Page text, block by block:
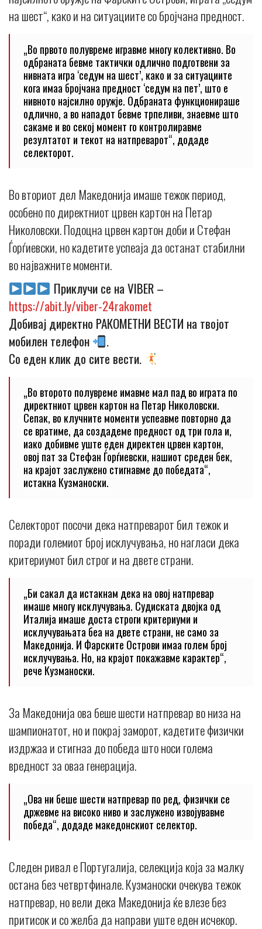
на шест“, како и на ситуациите со бројчана предност.
„Во првото полувреме игравме многу колективно. Во
одбраната бевме тактички одлично подготвени за
нивната игра ‘седум на шест’, како и за ситуациите
кога имаа бројчана предност ‘седум на пет’, што е
нивното најсилно оружје. Одбраната функционираше
одлично, а во нападот бевме трпеливи, знаевме што
сакаме и во секој момент го контролиравме
резултатот и текот на натпреварот“, додаде
селекторот.
Во вториот дел Македонија имаше тежок период,
особено по директниот црвен картон на Петар
Николовски. Подоцна црвен картон доби и Стефан
Ѓорѓиевски, но кадетите успеаја да останат стабилни
во најважните моменти.
Приклучи се на VIBER –
https://abit.ly/viber-24rakomet
Добивај директно РАКОМЕТНИ ВЕСТИ на твојот
мобилен телефон
.
Со еден клик до сите вести.
„Во второто полувреме имавме мал пад во играта по
директниот црвен картон на Петар Николовски.
Сепак, во клучните моменти успеавме повторно да
се вратиме, да создадеме предност од три гола и,
иако добивме уште еден директен црвен картон,
овој пат за Стефан Ѓорѓиевски, нашиот среден бек,
на крајот заслужено стигнавме до победата“,
истакна Кузманоски.
Селекторот посочи дека натпреварот бил тежок и
поради големиот број исклучувања, но нагласи дека
критериумот бил строг и на двете страни.
„Би сакал да истакнам дека на овој натпревар
имаше многу исклучувања. Судиската двојка од
Италија имаше доста строги критериуми и
исклучувањата беа на двете страни, не само за
Македонија. И Фарските Острови имаа голем број
исклучувања. Но, на крајот покажавме карактер“,
рече Кузманоски.
За Македонија ова беше шести натпревар во низа на
шампионатот, но и покрај заморот, кадетите физички
издржаа и стигнаа до победа што носи голема
вредност за оваа генерација.
„Ова ни беше шести натпревар по ред, физички се
држевме на високо ниво и заслужено извојувавме
победа“, додаде македонскиот селектор.
Следен ривал е Португалија, селекција која за малку
остана без четвртфинале. Кузманоски очекува тежок
натпревар, но вели дека Македонија ќе влезе без
притисок и со желба да направи уште еден исчекор.